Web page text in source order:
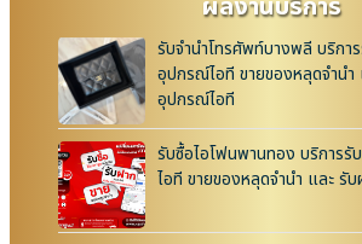
ผลงานบริการ
รับจำนำโทรศัพท์บางพลี บริกา
อุปกรณ์ไอที ขายของหลุดจำนำ
อุปกรณ์ไอที
รับซื้อไอโฟนพานทอง บริการ
ไอที ขายของหลุดจำนำ และ รั